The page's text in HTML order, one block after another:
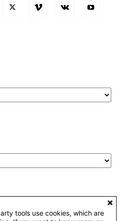
Privacy
tools use cookies, which are